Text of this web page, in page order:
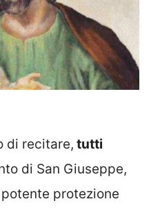
di recitare, tutti
di San Giuseppe,
protezione